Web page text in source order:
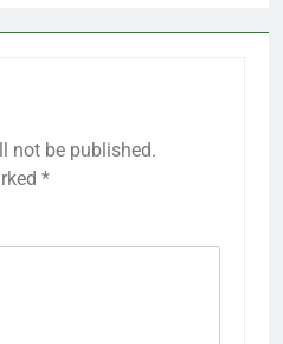
not be published.
*